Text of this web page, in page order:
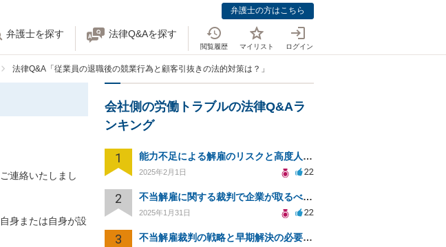
弁護士の方はこちら
弁護士を探す 法律Q&Aを探す
閲覧履歴 マイリスト ログイン
法律Q&A「従業員の退職後の競業行為と顧客引抜きの法的対策は？」
連絡いたしまし
身または自身が設
会社側の労働トラブルの法律Q&Aラ
ンキング
1 能力不足による解雇のリスクと高度人材採用の注意点とは？
2025年2月1日 22
2 不当解雇に関する裁判で企業が取るべき対応とは？
2025年1月31日 22
3 不当解雇裁判の戦略と早期解決の必要性についての相談